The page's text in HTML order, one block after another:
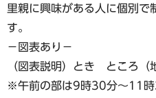
里親に興味がある人に個別で
す。
−図表あり−
（図表説明）とき ところ（
※午前の部は9時30分〜11